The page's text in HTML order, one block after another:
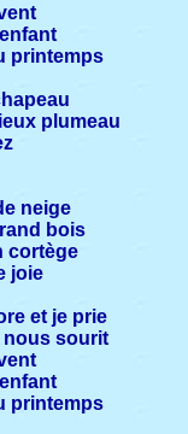
printemps
plumeau
neige
bois
cortège
joie
et je prie
nous sourit
printemps